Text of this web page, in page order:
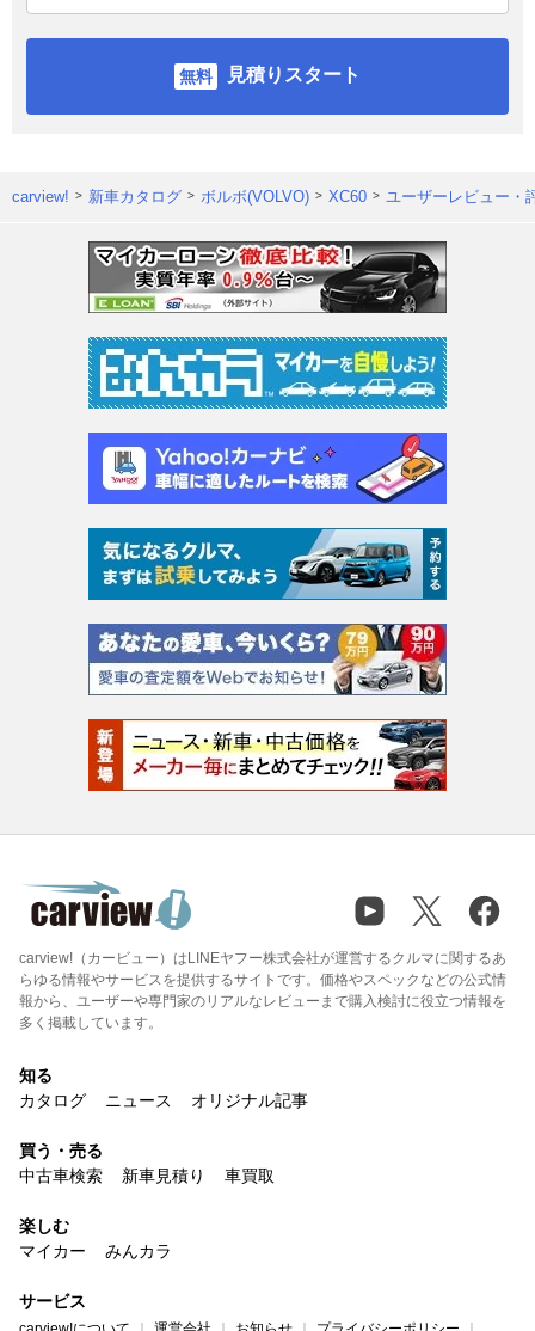
見積りスタート
carview! 新車カタログ ボルボ(VOLVO) XC60 ユーザーレビュー・
carview!（カービュー）はLINEヤフー株式会社が運営するクルマに関するあ
らゆる情報やサービスを提供するサイトです。価格やスペックなどの公式情
報から、ユーザーや専門家のリアルなレビューまで購入検討に役立つ情報を
多く掲載しています。
知る
カタログ
ニュース オリジナル記事
買う・売る
中古車検索
新車見積り 車買取
楽しむ
マイカー
みんカラ
サービス